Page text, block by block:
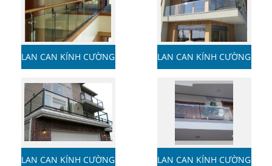
LAN CAN KÍNH CƯỜNG
LỰC
LAN CAN KÍNH CƯỜNG
LỰC
LAN CAN KÍNH CƯỜNG LAN CAN KÍNH CƯỜNG